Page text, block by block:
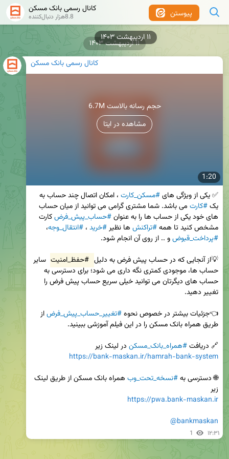
۱۱ اردیبهشت ۱۴۰۳
پیوستن کانال رسمی بانک مسکن
8.8هزار دنبال‌کننده
کانال رسمی بانک مسکن
1:20
6.7M حجم رسانه بالاست
مشاهده در ایتا
✅ یکی از ویژگی های #مسکن_کارت
یک #کارت
های خود یکی از حساب ها را به عنوان #حساب_پیش_فرض
مشخص کنید تا همه #تراکنش ها نظیر #خرید ، #انتقال_وجه،
#پرداخت_قبوض
💡از آنجایی که در حساب پیش فرض به دلیل #حفظ_امنیت
👈جزئیات بیشتر در خصوص نحوه #تغییر_حساب_پیش_فرض
🔗 دریافت #همراه_بانک_مسکن در لینک زیر
https://bank-maskan.ir/hamrah-bank-system
🌐 دسترسی به #نسخه_تحت_وب
زیر
https://pwa.bank-maskan.ir
@bankmaskan
1 ۱۲:۳۱
۱۱ اردیبهشت ۱۴۰۳